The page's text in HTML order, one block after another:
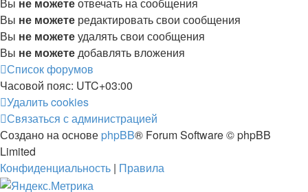
Вы не можете редактировать свои сообщения
Вы не можетеудалять свои сообщения
Вы не можетедобавлять вложения
Список форумов
Часовой пояс: UTC+03:00
Удалить cookies
Связаться с администрацией
Создано на основе phpBB® Forum Software © phpBB
Limited
Конфиденциальность | Правила